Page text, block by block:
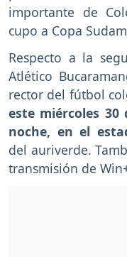
importante de
cupo a Copa
Respecto a la
Atlético
rector del fútbol
este miércoles
noche, en el
del auriverde.
transmisión de